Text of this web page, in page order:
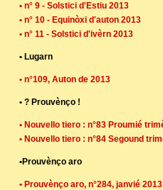
• n° 9 - Solstici d'Estiu 2013
• n° 10 - Equinòxi d'auton 2013
• n° 11 - Solstici d'ivèrn 2013
• Lugarn
• n°109, Auton de 2013
• ? Prouvènço !
• Nouvello tiero : n°83 Proumié
• Nouvello tiero : n°84 Segound
•Prouvènço aro
• Prouvènço aro, n°284, janvié 2013